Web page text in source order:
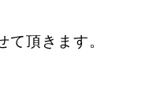
て頂きます。